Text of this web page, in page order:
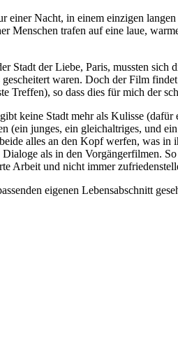
Nacht, in einem einzigen
trafen auf eine laue,
der Liebe, Paris, mussten sich
waren. Doch der Film
Treffen), so dass dies für mich der
keine Stadt mehr als Kulisse
(ein junges, ein gleichaltriges, und
alles an den Kopf werfen, was
als in den Vorgängerfilmen.
Arbeit und nicht immer
eigenen Lebensabschnitt